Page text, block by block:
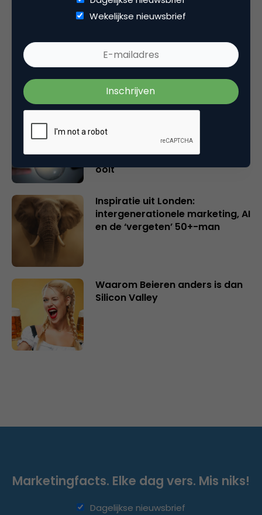
Wake-upcall voor ontwerpers
en merkeigenaren
van innovatie en ontsluiter en
verbinder van industrieën
belangrijker en urgenter dan
ooit
Inspiratie uit Londen:
intergenerationele marketing, AI
en de ‘vergeten’ 50+-man
Waarom Beieren anders is dan
Silicon Valley
Wekelijkse nieuwsbrief
Marketingfacts. Elke dag vers. Mis niks!
Dagelijkse nieuwsbrief